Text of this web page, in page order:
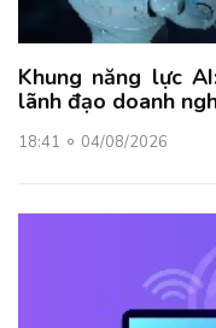
Khung năng lực
lãnh đạo doanh
18:41 04/08/2026